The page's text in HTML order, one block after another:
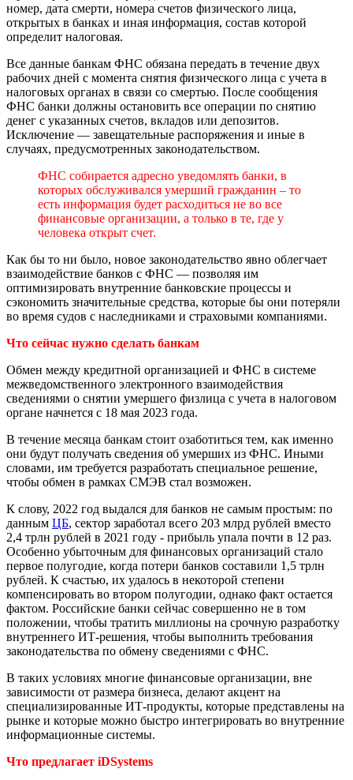
номер, дата смерти, номера счетов физического лица,
открытых в банках и иная информация, состав которой
определит налоговая.
Все данные банкам ФНС обязана передать в течение двух
рабочих дней с момента снятия физического лица с учета в
налоговых органах в связи со смертью. После сообщения
ФНС банки должны остановить все операции по снятию
денег с указанных счетов, вкладов или депозитов.
Исключение — завещательные распоряжения и иные в
случаях, предусмотренных законодательством.
ФНС собирается адресно уведомлять банки, в
которых обслуживался умерший гражданин – то
есть информация будет расходиться не во все
финансовые организации, а только в те, где у
человека открыт счет.
Как бы то ни было, новое законодательство явно облегчает
взаимодействие банков с ФНС — позволяя им
оптимизировать внутренние банковские процессы и
сэкономить значительные средства, которые бы они потеряли
во время судов с наследниками и страховыми компаниями.
Что сейчас нужно сделать банкам
Обмен между кредитной организацией и ФНС в системе
межведомственного электронного взаимодействия
сведениями о снятии умершего физлица с учета в налоговом
органе начнется с 18 мая 2023 года.
В течение месяца банкам стоит озаботиться тем, как именно
они будут получать сведения об умерших из ФНС. Иными
словами, им требуется разработать специальное решение,
чтобы обмен в рамках СМЭВ стал возможен.
К слову, 2022 год выдался для банков не самым простым: по
данным ЦБ, сектор заработал всего 203 млрд рублей вместо
2,4 трлн рублей в 2021 году - прибыль упала почти в 12 раз.
Особенно убыточным для финансовых организаций стало
первое полугодие, когда потери банков составили 1,5 трлн
рублей. К счастью, их удалось в некоторой степени
компенсировать во втором полугодии, однако факт остается
фактом. Российские банки сейчас совершенно не в том
положении, чтобы тратить миллионы на срочную разработку
внутреннего ИТ-решения, чтобы выполнить требования
законодательства по обмену сведениями с ФНС.
В таких условиях многие финансовые организации, вне
зависимости от размера бизнеса, делают акцент на
специализированные ИТ-продукты, которые представлены на
рынке и которые можно быстро интегрировать во внутренние
информационные системы.
Что предлагает iDSystems